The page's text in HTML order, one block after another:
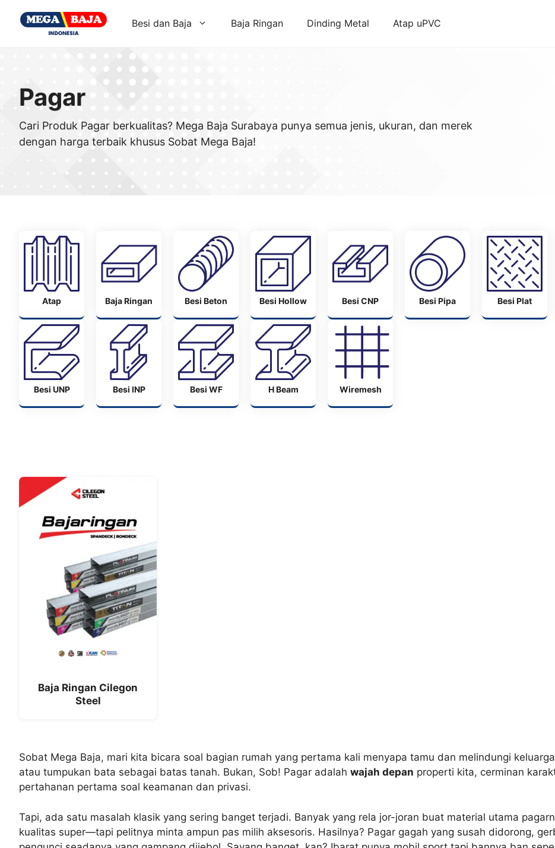
Besi dan Baja Baja Ringan Dinding Metal Atap uPVC
Pagar
Cari Produk Pagar berkualitas? Mega Baja Surabaya punya semua jenis, ukuran, dan merek
dengan harga terbaik khusus Sobat Mega Baja!
Atap Baja Ringan Besi Beton Besi Hollow Besi CNP Besi Pipa Besi Plat
Besi UNP Besi INP Besi WF H Beam Wiremesh
Baja Ringan Cilegon
Steel
Sobat Mega Baja, mari kita bicara soal bagian rumah yang pertama kali menyapa tamu dan melindungi
atau tumpukan bata sebagai batas tanah. Bukan, Sob! Pagar adalah wajah depan properti kita, cerminan
pertahanan pertama soal keamanan dan privasi.
Tapi, ada satu masalah klasik yang sering banget terjadi. Banyak yang rela jor-joran buat material utama
kualitas super—tapi pelitnya minta ampun pas milih aksesoris. Hasilnya? Pagar gagah yang susah didorong,